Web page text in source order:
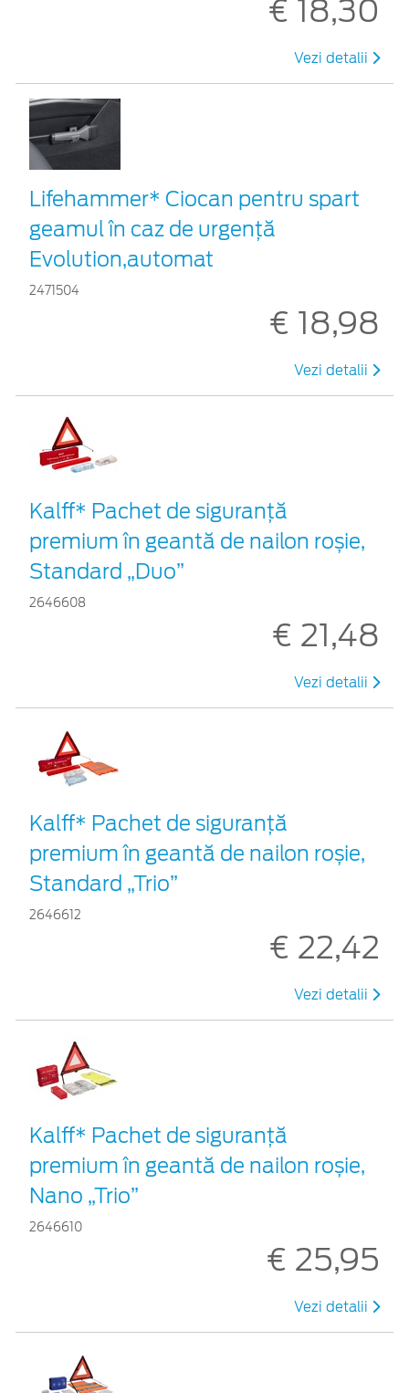
€ 18,30
Vezi detalii
Lifehammer* Ciocan pentru spart
geamul în caz de urgenţă
Evolution,automat
2471504
€ 18,98
Vezi detalii
Kalff* Pachet de siguranţă
premium în geantă de nailon roșie,
Standard „Duo”
2646608
€ 21,48
Vezi detalii
Kalff* Pachet de siguranţă
premium în geantă de nailon roșie,
Standard „Trio”
2646612
€ 22,42
Vezi detalii
Kalff* Pachet de siguranţă
premium în geantă de nailon roșie,
Nano „Trio”
2646610
€ 25,95
Vezi detalii